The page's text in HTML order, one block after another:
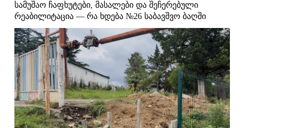
სამუშაო ჩაფხუტები, მასალები და შეჩერებული
რეაბილიტაცია — რა ხდება №26 საბავშვო ბაღში